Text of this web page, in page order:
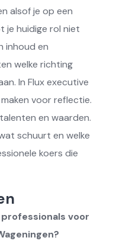
alsof je op een
je huidige rol niet
inhoud en
welke richting
In Flux executive
voor reflectie.
en waarden.
schuurt en welke
koers die
voor